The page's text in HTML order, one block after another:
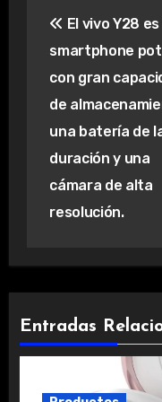
de
entradas
El vivo Y28
smartphone
con gran
de
una batería de
duración y una
cámara de alta
resolución.
Entradas